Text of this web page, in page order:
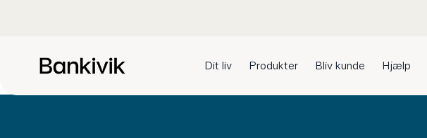
Dit liv Produkter Bliv kunde Hjælp